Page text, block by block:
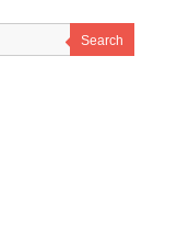
Search